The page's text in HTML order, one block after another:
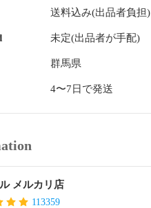
送料込み(出品者負担)
未定(出品者が手配)
群馬県
4〜7日で発送
メルカリ店
113359